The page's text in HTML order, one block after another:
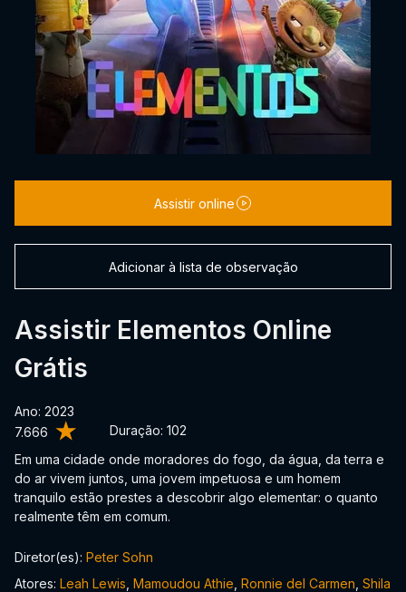
7.666 Duração: 102
Assistir Elementos Online
Grátis
Ano: 2023
Em uma cidade onde moradores do fogo, da água, da terra e
do ar vivem juntos, uma jovem impetuosa e um homem
tranquilo estão prestes a descobrir algo elementar: o quanto
realmente têm em comum.
Assistir online
Adicionar à lista de observação
Diretor(es): Peter Sohn
Atores: Leah Lewis Mamoudou Athie Ronnie del Carmen Shila